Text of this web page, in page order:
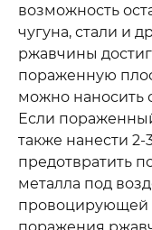
возможность
чугуна, стали и
ржавчины
пораженную
можно наносить
Если
также нанести 2-
предотвратить
металла под
провоцирующей